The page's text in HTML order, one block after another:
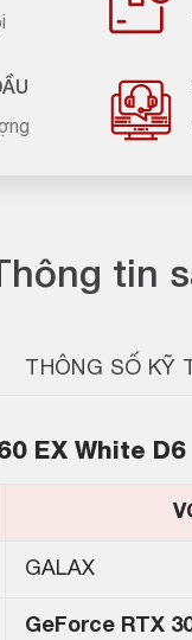
Thông tin
THÔNG SỐ KỸ
EX White D6
GALAX
GeForce RTX